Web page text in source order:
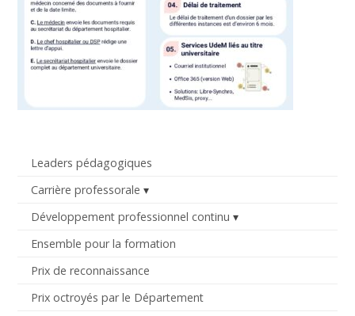
Leaders pédagogiques
Carrière professorale
Développement professionnel continu
Ensemble pour la formation
Prix de reconnaissance
Prix octroyés par le Département